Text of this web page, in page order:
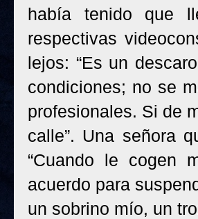
había tenido que
respectivas
lejos: “Es un
condiciones; no se
profesionales. Si de
calle”. Una señora
“Cuando le cogen
acuerdo para
un sobrino mío, un